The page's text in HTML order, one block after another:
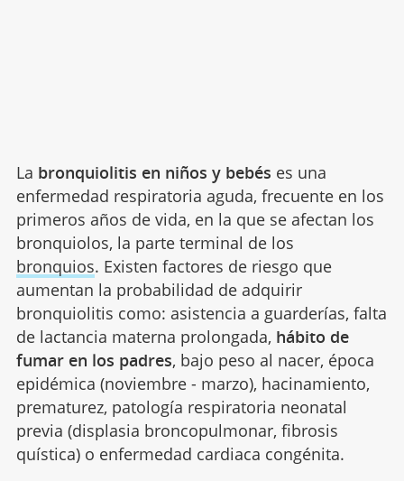
La bronquiolitis en niños y bebés es una
enfermedad respiratoria aguda, frecuente en los
primeros años de vida, en la que se afectan los
bronquiolos, la parte terminal de los
bronquios. Existen factores de riesgo que
aumentan la probabilidad de adquirir
bronquiolitis como: asistencia a guarderías, falta
de lactancia materna prolongada, hábito de
fumar en los padres, bajo peso al nacer, época
epidémica (noviembre - marzo), hacinamiento,
prematurez, patología respiratoria neonatal
previa (displasia broncopulmonar, fibrosis
quística) o enfermedad cardiaca congénita.